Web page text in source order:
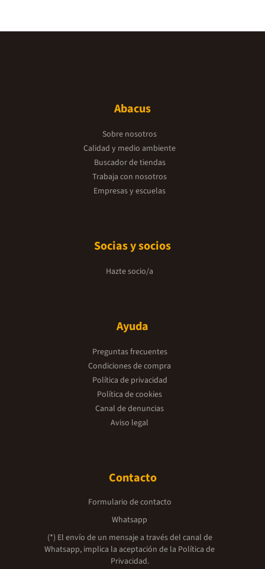
Abacus
Sobre nosotros
Calidad y medio ambiente
Buscador de tiendas
Trabaja con nosotros
Empresas y escuelas
Socias y socios
Hazte socio/a
Ayuda
Preguntas frecuentes
Condiciones de compra
Política de privacidad
Política de cookies
Canal de denuncias
Aviso legal
Contacto
Formulario de contacto
Whatsapp
(*) El envío de un mensaje a través del canal de
Whatsapp, implica la aceptación de la Política de
Privacidad.